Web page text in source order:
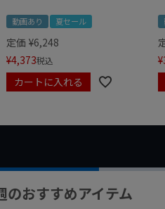
動画あり 夏セール
定価 ¥6,248
¥4,373税込
カートに入れる
¥
のおすすめアイテム